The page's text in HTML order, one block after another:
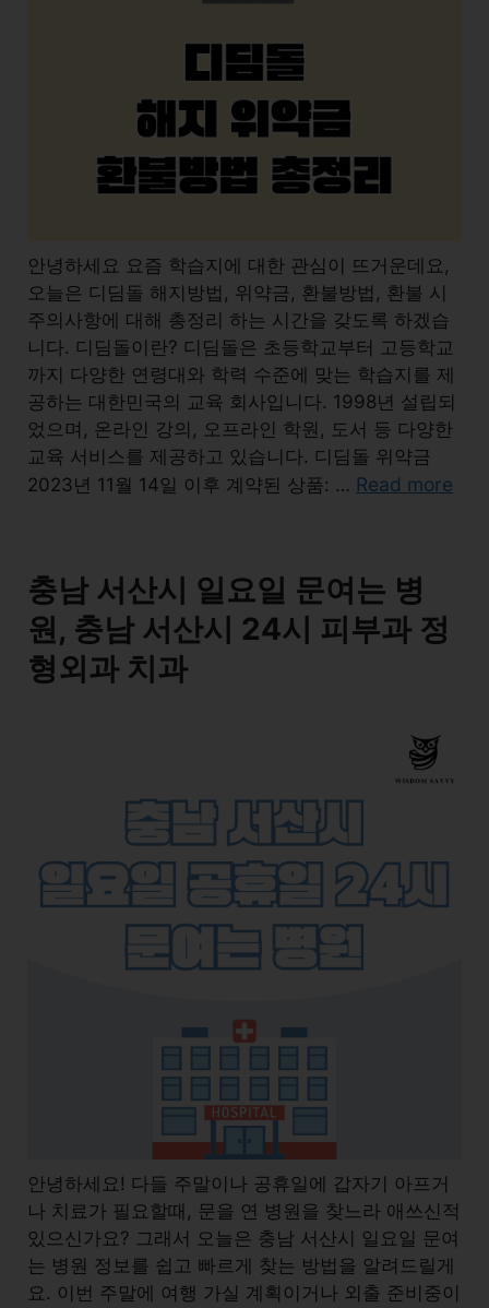
안녕하세요 요즘 학습지에 대한 관심이 뜨거운데요,
오늘은 디딤돌 해지방법, 위약금, 환불방법, 환불 시
주의사항에 대해 총정리 하는 시간을 갖도록 하겠습
니다. 디딤돌이란? 디딤돌은 초등학교부터 고등학교
까지 다양한 연령대와 학력 수준에 맞는 학습지를 제
공하는 대한민국의 교육 회사입니다. 1998년 설립되
었으며, 온라인 강의, 오프라인 학원, 도서 등 다양한
교육 서비스를 제공하고 있습니다. 디딤돌 위약금
2023년 11월 14일 이후 계약된 상품: … Read more
충남 서산시 일요일 문여는 병
원, 충남 서산시 24시 피부과 정
형외과 치과
안녕하세요! 다들 주말이나 공휴일에 갑자기 아프거
나 치료가 필요할때, 문을 연 병원을 찾느라 애쓰신적
있으신가요? 그래서 오늘은 충남 서산시 일요일 문여
는 병원 정보를 쉽고 빠르게 찾는 방법을 알려드릴게
요. 이번 주말에 여행 가실 계획이거나 외출 준비중이